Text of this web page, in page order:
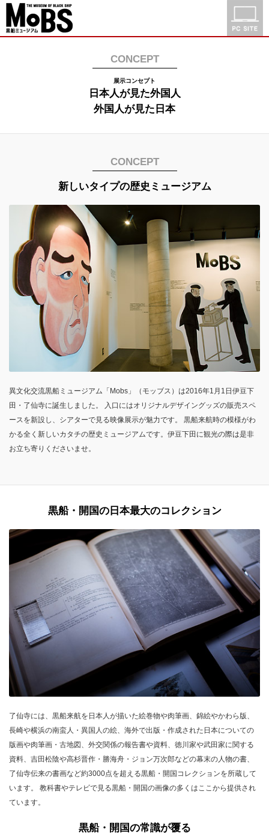
CONCEPT
展示コンセプト
日本人が見た外国人
外国人が見た日本
CONCEPT
新しいタイプの歴史ミュージアム
異文化交流黒船ミュージアム「Mobs」（モッブス）は2016年1月1日伊豆下
田・了仙寺に誕生しました。 入口にはオリジナルデザイングッズの販売スペ
ースを新設し、シアターで見る映像展示が魅力です。 黒船来航時の模様がわ
かる全く新しいカタチの歴史ミュージアムです。伊豆下田に観光の際は是非
お立ち寄りくださいませ。
黒船・開国の日本最大のコレクション
了仙寺には、黒船来航を日本人が描いた絵巻物や肉筆画、錦絵やかわら版、
長崎や横浜の南蛮人・異国人の絵、海外で出版・作成された日本についての
版画や肉筆画・古地図、外交関係の報告書や資料、徳川家や武田家に関する
資料、吉田松陰や高杉晋作・勝海舟・ジョン万次郎などの幕末の人物の書、
了仙寺伝来の書画など約3000点を超える黒船・開国コレクションを所蔵して
います。 教科書やテレビで見る黒船・開国の画像の多くはここから提供され
ています。
黒船・開国の常識が覆る